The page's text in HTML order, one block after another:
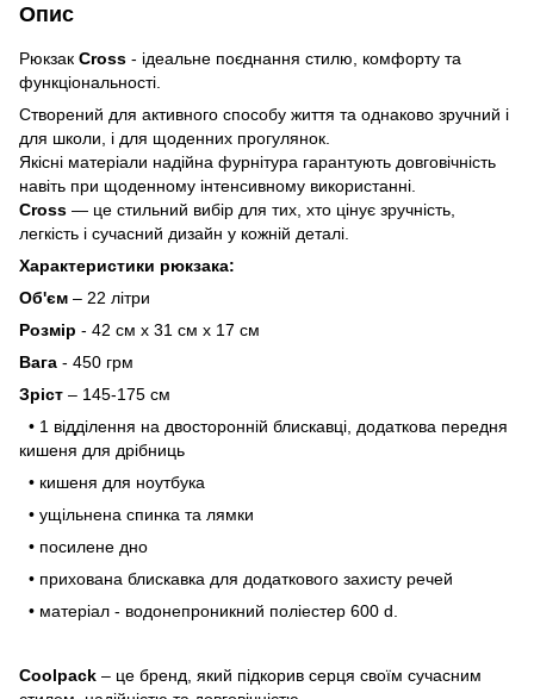
Опис
Рюкзак Cross - ідеальне поєднання стилю, комфорту та
функціональності.
Створений для активного способу життя та однаково зручний і
для школи, і для щоденних прогулянок.
Якісні матеріали надійна фурнітура гарантують довговічність
навіть при щоденному інтенсивному використанні.
Cross — це стильний вибір для тих, хто цінує зручність,
легкість і сучасний дизайн у кожній деталі.
Характеристики рюкзака:
Об'єм – 22 літри
Розмір - 42 см х 31 см х 17 см
Вага - 450 грм
Зріст – 145-175 см
• 1 відділення на двосторонній блискавці, додаткова передня
кишеня для дрібниць
• кишеня для ноутбука
• ущільнена спинка та лямки
• посилене дно
• прихована блискавка для додаткового захисту речей
• матеріал - водонепроникний поліестер 600 d.
Coolpack – це бренд, який підкорив серця своїм сучасним